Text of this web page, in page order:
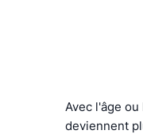
Avec l'âge
deviennent